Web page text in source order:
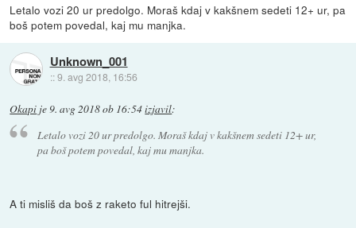
Letalo vozi 20 ur predolgo. Moraš kdaj v kakšnem sedeti 12+ ur, pa
boš potem povedal, kaj mu manjka.
Unknown_001
::9. avg 2018, 16:56
Okapi je 9. avg 2018 ob 16:54izjavil:
Letalo vozi 20 ur predolgo. Moraš kdaj v kakšnem sedeti 12+ ur,
pa boš potem povedal, kaj mu manjka.
A ti misliš da boš z raketo ful hitrejši.